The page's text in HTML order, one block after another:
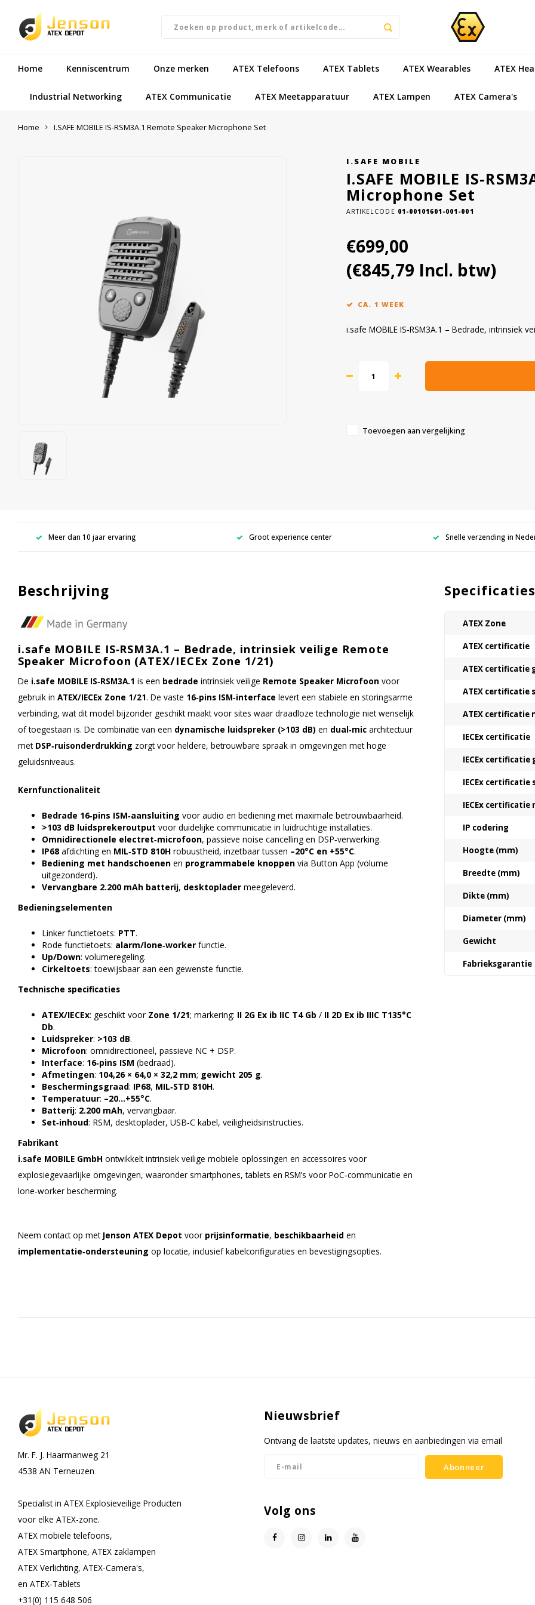
Home Kenniscentrum Onze merken ATEX Telefoons ATEX Tablets ATEX Wearables ATEX
Industrial Networking ATEX Communicatie ATEX Meetapparatuur ATEX Lampen ATEX Camera's
Home I.SAFE MOBILE IS-RSM3A.1 Remote Speaker Microphone Set
I.SAFE MOBILE
I.SAFE MOBILE IS-
Microphone Set
ARTIKELCODE 01-00101601-001-001
€699,00
(€845,79 Incl. btw)
CA. 1 WEEK
i.safe MOBILE IS‑RSM3A.1 – Bedrade, intrinsiek
Toevoegen aan vergelijking
Meer dan 10 jaar ervaring Groot experience center Snelle verzending in
Beschrijving
i.safe MOBILE IS‑RSM3A.1 – Bedrade, intrinsiek veilige Remote
Speaker Microfoon (ATEX/IECEx Zone 1/21)
De i.safe MOBILE IS‑RSM3A.1 is een bedrade intrinsiek veilige Remote Speaker Microfoon voor
gebruik in ATEX/IECEx Zone 1/21. De vaste 16‑pins ISM‑interface levert een stabiele en storingsarme
verbinding, wat dit model bijzonder geschikt maakt voor sites waar draadloze technologie niet wenselijk
of toegestaan is. De combinatie van een dynamische luidspreker (>103 dB) en dual‑mic architectuur
met DSP‑ruisonderdrukking zorgt voor heldere, betrouwbare spraak in omgevingen met hoge
geluidsniveaus.
Kernfunctionaliteit
Bedrade 16‑pins ISM‑aansluiting voor audio en bediening met maximale betrouwbaarheid.
>103 dB luidsprekeroutput voor duidelijke communicatie in luidruchtige installaties.
Omnidirectionele electret‑microfoon, passieve noise cancelling en DSP‑verwerking.
IP68 afdichting en MIL‑STD 810H robuustheid, inzetbaar tussen –20°C en +55°C.
Bediening met handschoenen en programmabele knoppen via Button App (volume
uitgezonderd).
Vervangbare 2.200 mAh batterij, desktoplader meegeleverd.
Bedieningselementen
Linker functietoets: PTT.
Rode functietoets: alarm/lone‑worker functie.
Up/Down: volumeregeling.
Cirkeltoets: toewijsbaar aan een gewenste functie.
Technische specificaties
ATEX/IECEx: geschikt voor Zone 1/21; markering: II 2G Ex ib IIC T4 Gb / II 2D Ex ib IIIC T135°C
Db.
Luidspreker: >103 dB.
Microfoon: omnidirectioneel, passieve NC + DSP.
Interface: 16‑pins ISM (bedraad).
Afmetingen: 104,26 × 64,0 × 32,2 mm; gewicht 205 g.
Beschermingsgraad: IP68, MIL‑STD 810H.
Temperatuur: –20…+55°C.
Batterij: 2.200 mAh, vervangbaar.
Set‑inhoud: RSM, desktoplader, USB‑C kabel, veiligheidsinstructies.
Fabrikant
i.safe MOBILE GmbH ontwikkelt intrinsiek veilige mobiele oplossingen en accessoires voor
explosiegevaarlijke omgevingen, waaronder smartphones, tablets en RSM’s voor PoC‑communicatie en
lone‑worker bescherming.
Neem contact op met Jenson ATEX Depot voor prijsinformatie, beschikbaarheid en
implementatie‑ondersteuning op locatie, inclusief kabelconfiguraties en bevestigingsopties.
Specificaties
ATEX Zone
ATEX certificatie
ATEX certificatie
ATEX certificatie
ATEX certificatie
IECEx certificatie
IECEx certificatie
IECEx certificatie
IECEx certificatie
IP codering
Hoogte (mm)
Breedte (mm)
Dikte (mm)
Diameter (mm)
Gewicht
Fabrieksgarantie
Mr. F. J. Haarmanweg 21
4538 AN Terneuzen
Specialist in ATEX Explosieveilige Producten
voor elke ATEX-zone.
ATEX mobiele telefoons,
ATEX Smartphone, ATEX zaklampen
ATEX Verlichting, ATEX-Camera's,
en ATEX-Tablets
+31(0) 115 648 506
Nieuwsbrief
Ontvang de laatste updates, nieuws en aanbiedingen via email
Abonneer
Volg ons